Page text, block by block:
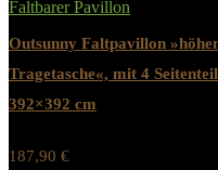
Faltbarer Pavillon
Outsunny Faltpavillon
Tragetasche«, mit 4
392×392 cm
187,90 €